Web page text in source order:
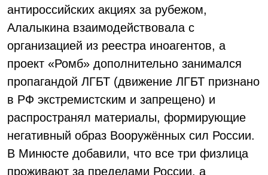
антироссийских акциях за рубежом,
Алалыкина взаимодействовала с
организацией из реестра иноагентов, а
проект «Ромб» дополнительно занимался
пропагандой ЛГБТ (движение ЛГБТ признано
в РФ экстремистским и запрещено) и
распространял материалы, формирующие
негативный образ Вооружённых сил России.
В Минюсте добавили, что все три физлица
проживают за пределами России, а